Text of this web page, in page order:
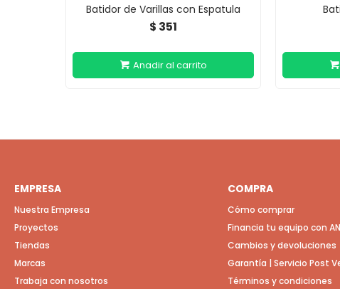
Batidor de Varillas con Espatula
$ 351
EMPRESA
Nuestra Empresa
Proyectos
Tiendas
Marcas
Trabaja con nosotros
COMPRA
Cómo comprar
Financia tu equipo con
Cambios y devoluciones
Garantía | Servicio Post
Términos y condiciones